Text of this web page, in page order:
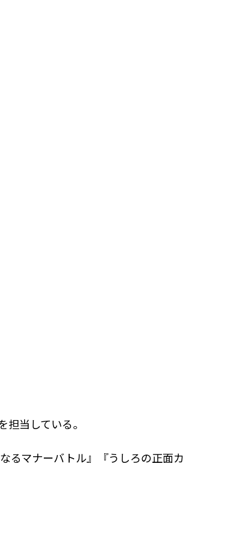
当している。
るマナーバトル』『うしろの正面カ